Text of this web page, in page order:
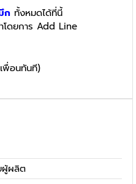
ก ทั้งหมดได้ที่นี้
ดยการ Add Line
พื่อนทันที)
ผู้ผลิต